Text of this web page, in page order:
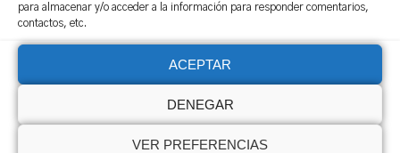
para almacenar y/o acceder a la información para responder comentarios,
contactos, etc.
ACEPTAR
DENEGAR
VER PREFERENCIAS
←Entrada anterior Entrada siguiente
Entradas relacionadas